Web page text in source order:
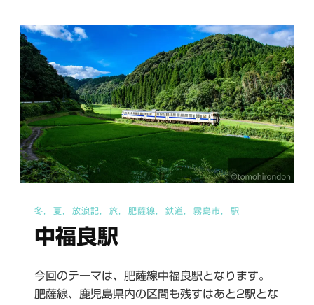
崎
線）
へ
の
冬 夏 放浪記 旅 肥薩線 鉄道 霧島市 駅
中福良駅
今回のテーマは、肥薩線中福良駅となります。
肥薩線、鹿児島県内の区間も残すはあと2駅とな